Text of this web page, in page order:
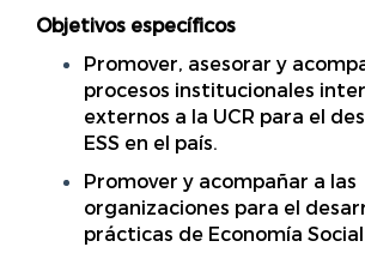
Objetivos específicos
Promover, asesorar y
procesos institucionales
externos a la UCR para el
ESS en el país.
Promover y acompañar a las
organizaciones para el
prácticas de Economía